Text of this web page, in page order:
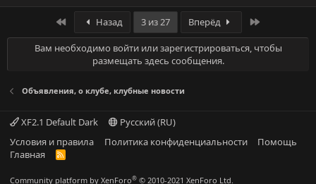
ПервыйНазад 3 из 27 Вперёд
Вам необходимо войти или зарегистрироваться, чтобы
размещать здесь сообщения.
Объявления, о клубе, клубные новости
XF2.1 Default Dark
Русский (RU)
Условия и правила
Политика конфиденциальности
Помощь
Главная
R
Community platform by XenForo® © 2010-2021 XenForo Ltd.